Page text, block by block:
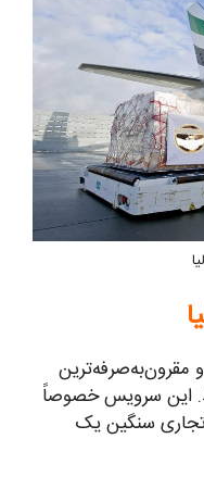
مقرون‌به‌صرفه‌ترین
این سرویس خصوصاً
تجاری سنگین یک